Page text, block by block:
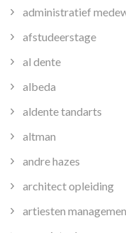
administratief
afstudeerstage
al dente
albeda
aldente tandarts
altman
andre hazes
architect opleiding
artiesten